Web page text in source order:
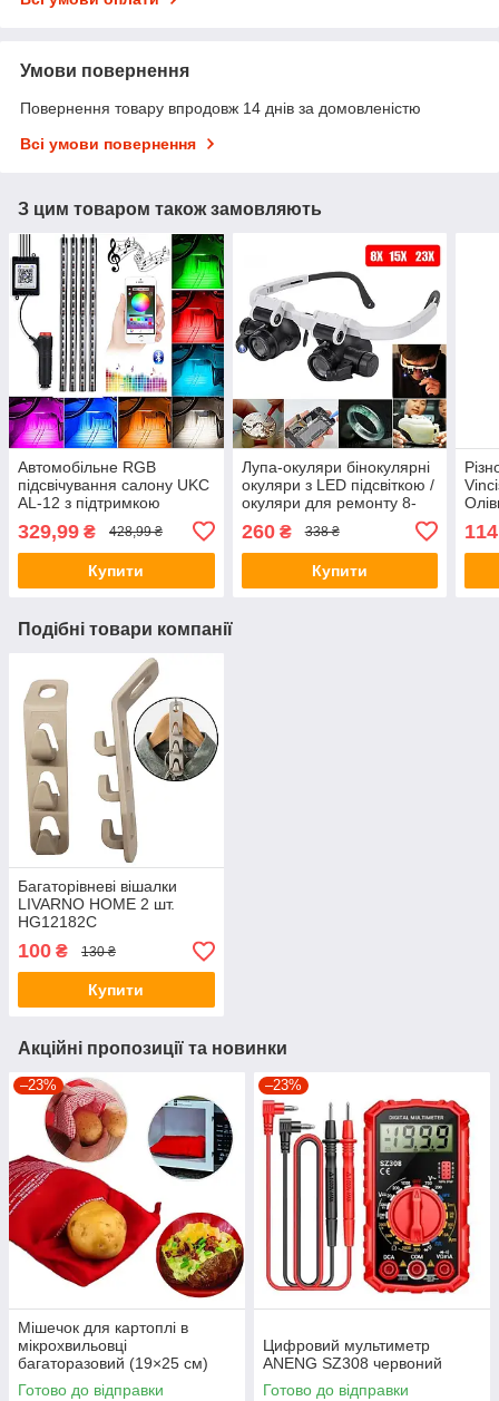
Умови повернення
Повернення товару впродовж 14 днів за домовленістю
Всі умови повернення
З цим товаром також замовляють
Автомобільне RGB
підсвічування салону UKC
AL-12 з підтримкою
329,99 ₴ 428,99 ₴
Купити
Лупа-окуляри бінокулярні
окуляри з LED підсвіткою /
окуляри для ремонту 8-
260₴ 338 ₴
Купити
Подібні товари компанії
Багаторівневі вішалки
LIVARNO HOME 2 шт.
HG12182C
100 ₴ 130 ₴
Купити
Акційні пропозиції та новинки
–23%
Мішечок для картоплі в
мікрохвильовці
багаторазовий (19×25 см)
MPG-01
Готово до відправки
–23%
Цифровий мультиметр
ANENG SZ308 червоний
Готово до відправки